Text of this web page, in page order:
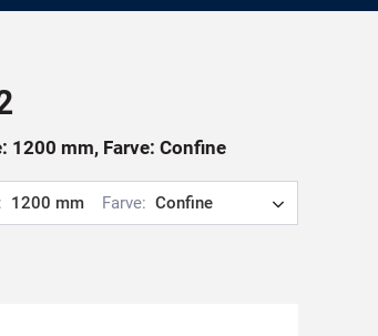
1200 mm, Farve: Confine
1200 mm Farve: Confine